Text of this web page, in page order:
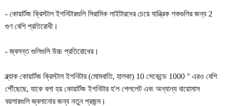
- কোয়ার্টজ ক্রিস্টাল ইগনিটারগুলি সিরামিক লাইটারদের চেয়ে যান্ত্রিক শকগুলির জন্য 2
গুণ বেশি প্রতিরোধী।
- জ্বলন্ত গুলিগুলি উচ্চ প্রতিরোধের।
ব্ল্যাক কোয়ার্টজ ক্রিস্টাল ইগনিটার (মোমবাতি, হালকা) 10 সেকেন্ডে 1000 ° এরও বেশি
পৌঁছেছে, যাকে বলা হয় কোয়ার্টজ ইগনিটার হ'ল পেললেট এবং অন্যান্য বায়োমাস
বয়লারগুলি জ্বলানোর জন্য নতুন প্রজন্ম।